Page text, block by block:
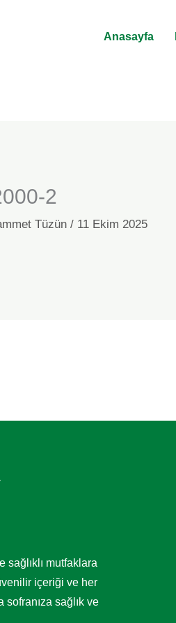
Anasayfa
2
Tüzün/ 11 Ekim 2025
sağlıklı mutfaklara
içeriği ve her
sofranıza sağlık ve